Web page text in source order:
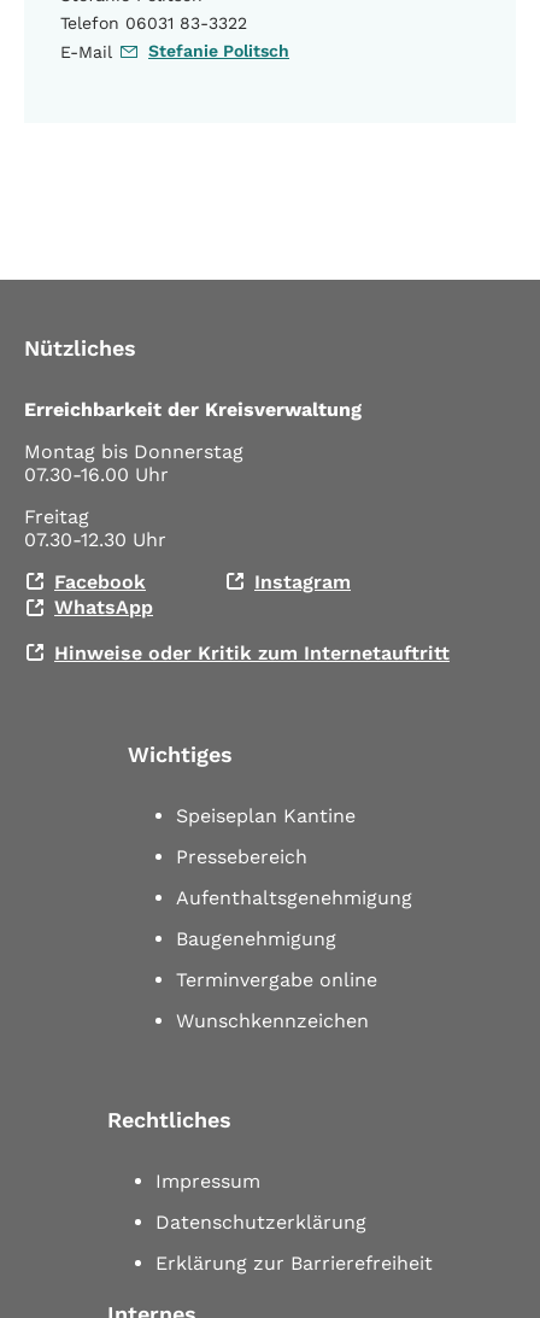
Telefon 06031 83-3322
E-Mail
Stefanie Politsch
Nützliches
Erreichbarkeit der Kreisverwaltung
Montag bis Donnerstag
07.30-16.00 Uhr
Freitag
07.30-12.30 Uhr
Facebook
Instagram
WhatsApp
Hinweise oder Kritik zum Internetauftritt
Wichtiges
Speiseplan Kantine
Pressebereich
Aufenthaltsgenehmigung
Baugenehmigung
Terminvergabe online
Wunschkennzeichen
Rechtliches
Impressum
Datenschutzerklärung
Erklärung zur Barrierefreiheit